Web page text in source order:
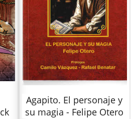
Agapito. El personaje y
su magia - Felipe Otero